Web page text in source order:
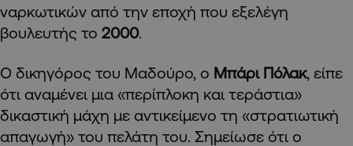
ναρκωτικών από την εποχή που εξελέγη
βουλευτής το 2000.
Ο δικηγόρος του Μαδούρο, ο Μπάρι Πόλακ, είπε
ότι αναμένει μια «περίπλοκη και τεράστια»
δικαστική μάχη με αντικείμενο τη «στρατιωτική
απαγωγή» του πελάτη του. Σημείωσε ότι ο